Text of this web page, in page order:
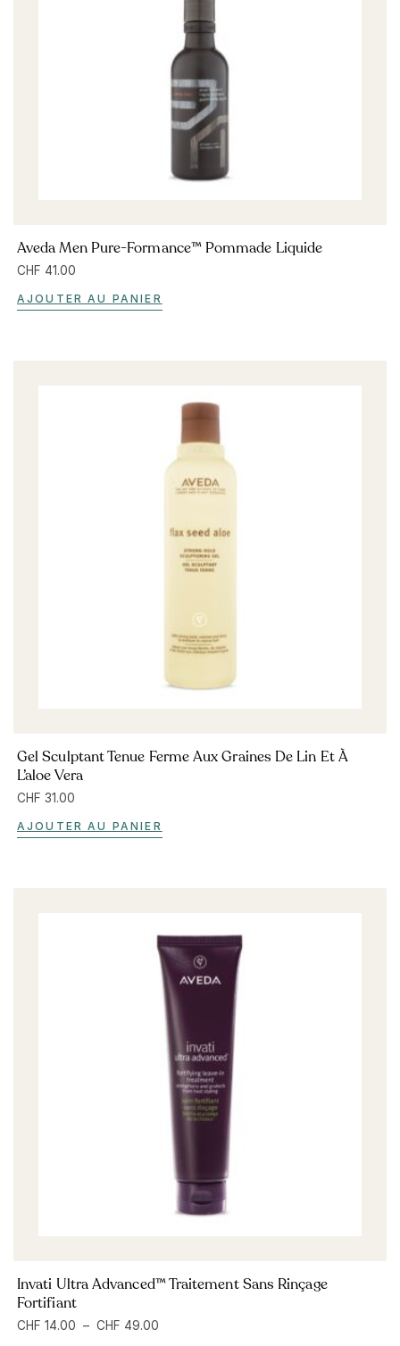
Aveda Men Pure-Formance™ Pommade Liquide
CHF 41.00
AJOUTER AU PANIER
Gel Sculptant Tenue Ferme Aux Graines De Lin Et À
L’aloe Vera
CHF 31.00
AJOUTER AU PANIER
Invati Ultra Advanced™ Traitement Sans Rinçage
Fortifiant
CHF 14.00 – CHF 49.00